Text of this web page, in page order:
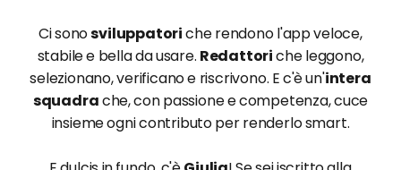
Ci sonosviluppatoriche rendono l'app veloce,
stabile e bella da usare. Redattoriche leggono,
selezionano, verificano e riscrivono. E c'è un'intera
squadrache, con passione e competenza, cuce
insieme ogni contributo per renderlo smart.